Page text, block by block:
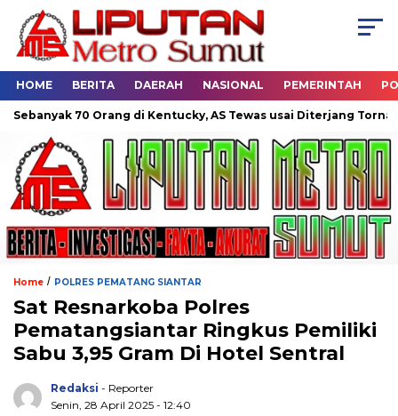
HOME BERITA DAERAH NASIONAL PEMERINTAH
70 Orang di Kentucky, AS Tewas usai Diterjang Tornado Dahsyat
Home / POLRES PEMATANG SIANTAR
Sat Resnarkoba Polres
Pematangsiantar Ringkus Pemiliki
Sabu 3,95 Gram Di Hotel Sentral
Redaksi - Reporter
Senin, 28 April 2025 - 12:40